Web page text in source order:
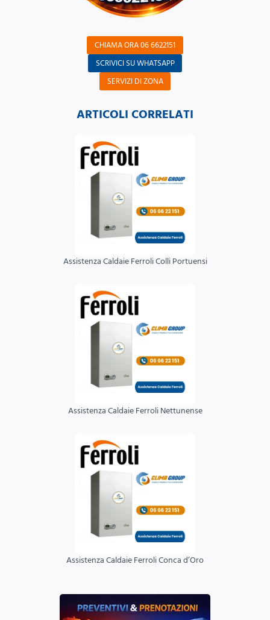
CHIAMA ORA 06 6622151
SCRIVICI SU WHATSAPP
SERVIZI DI ZONA
ARTICOLI CORRELATI
Assistenza Caldaie Ferroli Colli Portuensi
Assistenza Caldaie Ferroli Nettunense
Assistenza Caldaie Ferroli Conca d’Oro